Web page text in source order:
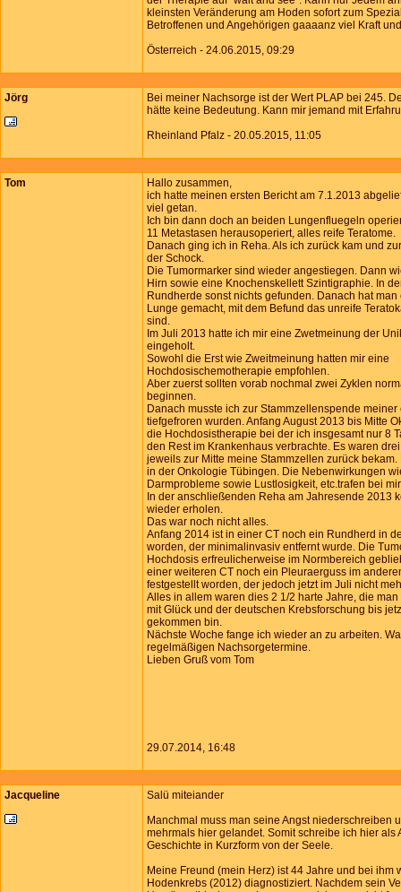
kleinsten Veränderung am Hoden sofort zum
Betroffenen und Angehörigen gaaaanz viel Kraft
Österreich - 24.06.2015, 09:29
Jörg
Bei meiner Nachsorge ist der Wert PLAP bei 245.
hätte keine Bedeutung. Kann mir jemand mit
Rheinland Pfalz - 20.05.2015, 11:05
Tom
Hallo zusammen,
ich hatte meinen ersten Bericht am 7.1.2013
viel getan.
Ich bin dann doch an beiden Lungenfluegeln
11 Metastasen herausoperiert, alles reife Teratome.
Danach ging ich in Reha. Als ich zurück kam und
der Schock.
Die Tumormarker sind wieder angestiegen. Dann
Hirn sowie eine Knochenskellett Szintigraphie. In
Rundherde sonst nichts gefunden. Danach hat
Lunge gemacht, mit dem Befund das unreife
sind.
Im Juli 2013 hatte ich mir eine Zwetmeinung der
eingeholt.
Sowohl die Erst wie Zweitmeinung hatten mir eine
Hochdosischemotherapie empfohlen.
Aber zuerst sollten vorab nochmal zwei Zyklen
beginnen.
Danach musste ich zur Stammzellenspende
tiefgefroren wurden. Anfang August 2013 bis Mitte
die Hochdosistherapie bei der ich insgesamt nur 8
den Rest im Krankenhaus verbrachte. Es waren
jeweils zur Mitte meine Stammzellen zurück bekam.
in der Onkologie Tübingen. Die Nebenwirkungen
Darmprobleme sowie Lustlosigkeit, etc.trafen bei
In der anschließenden Reha am Jahresende 2013
wieder erholen.
Das war noch nicht alles.
Anfang 2014 ist in einer CT noch ein Rundherd in
worden, der minimalinvasiv entfernt wurde. Die
Hochdosis erfreulicherweise im Normbereich
einer weiteren CT noch ein Pleuraerguss im
festgestellt worden, der jedoch jetzt im Juli nicht
Alles in allem waren dies 2 1/2 harte Jahre, die
mit Glück und der deutschen Krebsforschung bis
gekommen bin.
Nächste Woche fange ich wieder an zu arbeiten.
regelmäßigen Nachsorgetermine.
Lieben Gruß vom Tom
29.07.2014, 16:48
Jacqueline
Salü miteiander
Manchmal muss man seine Angst niederschreiben
mehrmals hier gelandet. Somit schreibe ich hier als
Geschichte in Kurzform von der Seele.
Meine Freund (mein Herz) ist 44 Jahre und bei ihm
Hodenkrebs (2012) diagnostiziert. Nachdem sein